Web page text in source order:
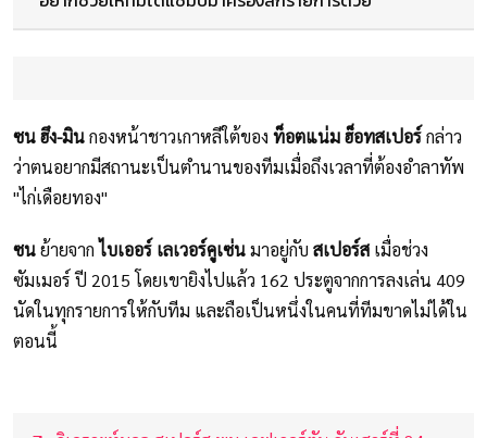
ซน ฮึง-มินกองหน้าชาวเกาหลีใต้ของ ท็อตแน่ม ฮ็อทสเปอร์กล่าว
ว่าตนอยากมีสถานะเป็นตำนานของทีมเมื่อถึงเวลาที่ต้องอำลาทัพ
"ไก่เดือยทอง"
ซนย้ายจากไบเออร์ เลเวอร์คูเซ่นมาอยู่กับ สเปอร์ส เมื่อช่วง
ซัมเมอร์ ปี 2015 โดยเขายิงไปแล้ว 162 ประตูจากการลงเล่น 409
นัดในทุกรายการให้กับทีม และถือเป็นหนึ่งในคนที่ทีมขาดไม่ได้ใน
ตอนนี้